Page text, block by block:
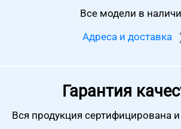
Все модели в
Адреса и доставка
Гарантия
Вся продукция сертифицирована